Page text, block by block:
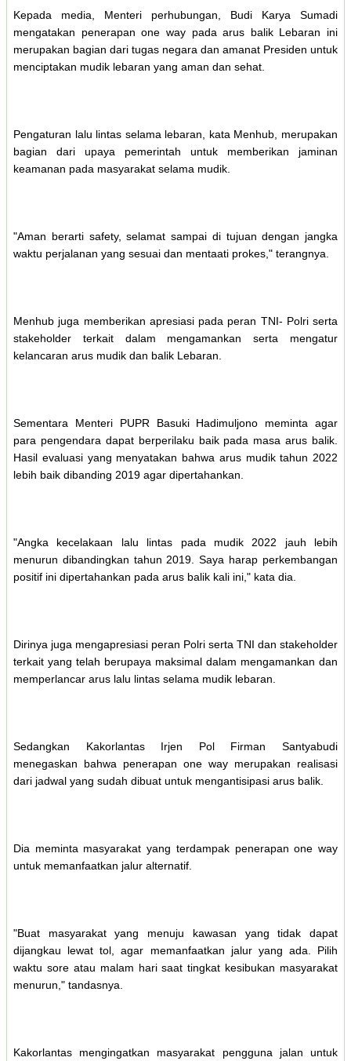
Kepada media, Menteri perhubungan, Budi Karya Sumadi
mengatakan penerapan one way pada arus balik Lebaran ini
merupakan bagian dari tugas negara dan amanat Presiden untuk
menciptakan mudik lebaran yang aman dan sehat.
Pengaturan lalu lintas selama lebaran, kata Menhub, merupakan
bagian dari upaya pemerintah untuk memberikan jaminan
keamanan pada masyarakat selama mudik.
"Aman berarti safety, selamat sampai di tujuan dengan jangka
waktu perjalanan yang sesuai dan mentaati prokes," terangnya.
Menhub juga memberikan apresiasi pada peran TNI- Polri serta
stakeholder terkait dalam mengamankan serta mengatur
kelancaran arus mudik dan balik Lebaran.
Sementara Menteri PUPR Basuki Hadimuljono meminta agar
para pengendara dapat berperilaku baik pada masa arus balik.
Hasil evaluasi yang menyatakan bahwa arus mudik tahun 2022
lebih baik dibanding 2019 agar dipertahankan.
"Angka kecelakaan lalu lintas pada mudik 2022 jauh lebih
menurun dibandingkan tahun 2019. Saya harap perkembangan
positif ini dipertahankan pada arus balik kali ini," kata dia.
Dirinya juga mengapresiasi peran Polri serta TNI dan stakeholder
terkait yang telah berupaya maksimal dalam mengamankan dan
memperlancar arus lalu lintas selama mudik lebaran.
Sedangkan Kakorlantas Irjen Pol Firman Santyabudi
menegaskan bahwa penerapan one way merupakan realisasi
dari jadwal yang sudah dibuat untuk mengantisipasi arus balik.
Dia meminta masyarakat yang terdampak penerapan one way
untuk memanfaatkan jalur alternatif.
"Buat masyarakat yang menuju kawasan yang tidak dapat
dijangkau lewat tol, agar memanfaatkan jalur yang ada. Pilih
waktu sore atau malam hari saat tingkat kesibukan masyarakat
menurun," tandasnya.
Kakorlantas mengingatkan masyarakat pengguna jalan untuk